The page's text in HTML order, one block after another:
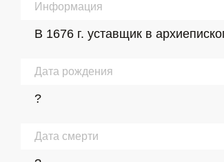
Информация
В 1676 г. уставщик в
Дата рождения
?
Дата смерти